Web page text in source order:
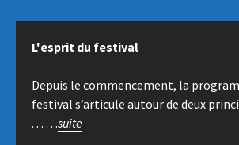
L'esprit du festival
Depuis le commencement, la
festival s’articule autour de deux
. . . . . .suite